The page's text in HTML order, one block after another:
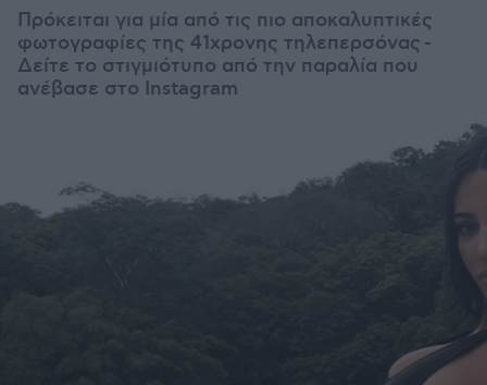
Πρόκειται για μία από τις πιο αποκαλυπτικές
φωτογραφίες της 41χρονης τηλεπερσόνας -
Δείτε το στιγμιότυπο από την παραλία που
ανέβασε στο Instagram